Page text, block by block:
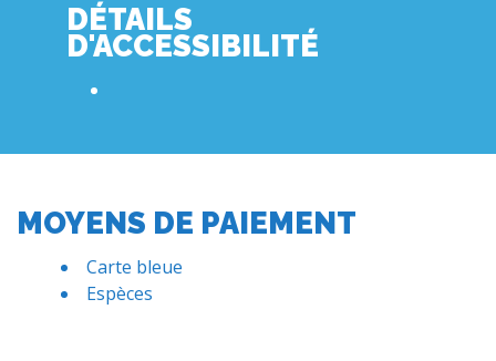
DÉTAILS
D'ACCESSIBILITÉ
MOYENS DE PAIEMENT
Carte bleue
Espèces